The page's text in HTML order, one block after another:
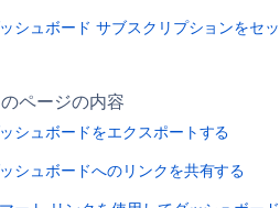
シュボード サブスクリプションをセ
のページの内容
シュボードをエクスポートする
シュボードへのリンクを共有する